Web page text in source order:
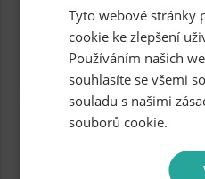
Tyto webové stránky
cookie ke zlepšení
Používáním našich
souhlasíte se všemi
souladu s našimi
souborů cookie.